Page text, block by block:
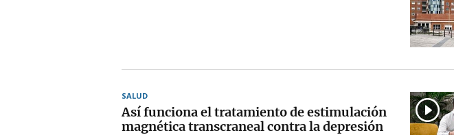
SALUD
Así funciona el tratamiento de estimulación
magnética transcraneal contra la depresión